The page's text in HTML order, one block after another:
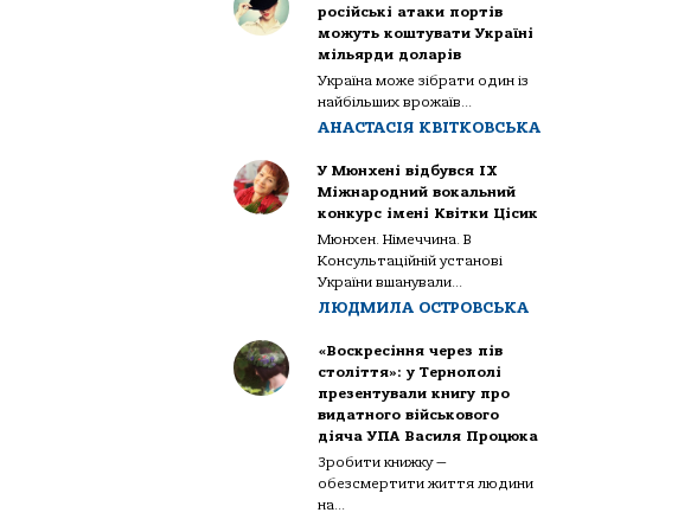
російські атаки портів
можуть коштувати Україні
мільярди доларів
Україна може зібрати один із
найбільших врожаїв...
АНАСТАСІЯ КВІТКОВСЬКА
У Мюнхені відбувся IX
Міжнародний вокальний
конкурс імені Квітки Цісик
Мюнхен. Німеччина. В
Консультаційній установі
України вшанували...
ЛЮДМИЛА ОСТРОВСЬКА
«Воскресіння через пів
століття»: у Тернополі
презентували книгу про
видатного військового
діяча УПА Василя Процюка
Зробити книжку —
обезсмертити життя людини
на...